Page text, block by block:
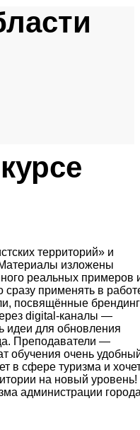
территорий» и
изложены
реальных примеров
применять в
посвящённые
digital-каналы —
идеи для обновления
Преподаватели —
обучения очень
в сфере туризма и
на новый уровень!
администрации